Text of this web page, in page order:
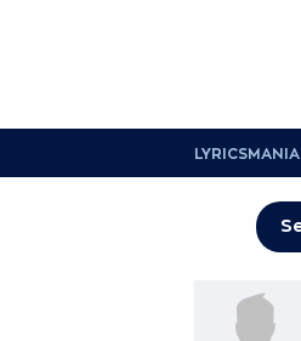
LYRICSMANIA